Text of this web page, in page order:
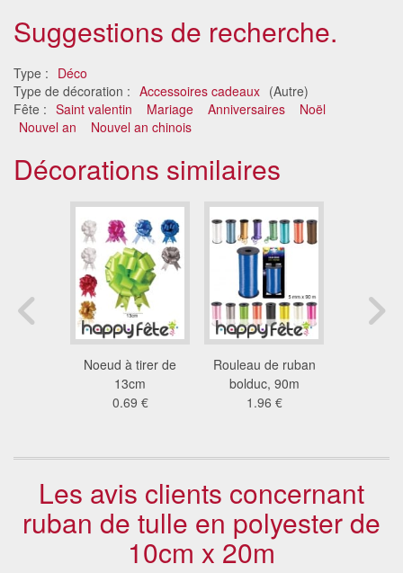
Suggestions de recherche.
Type : Déco
Type de décoration : Accessoires cadeaux (Autre)
Fête : Saint valentin Mariage Anniversaires
Noël
Nouvel an
Nouvel an chinois
Décorations similaires
Noeud à tirer de
13cm
0.69 €
Rouleau de ruban
bolduc, 90m
1.96 €
Les avis clients concernant
ruban de tulle en polyester de
10cm x 20m